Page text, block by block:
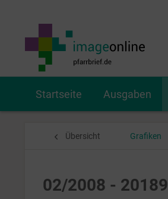
Startseite Ausgaben
Übersicht Grafiken
02/2008 - 20189